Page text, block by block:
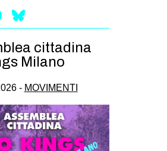
ms
SEARCH
Facebook
cittadina
Milano
- MOVIMENTI